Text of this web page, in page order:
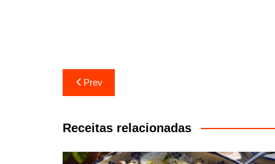
Navegação
de
artigos
Prev
Receitas relacionadas